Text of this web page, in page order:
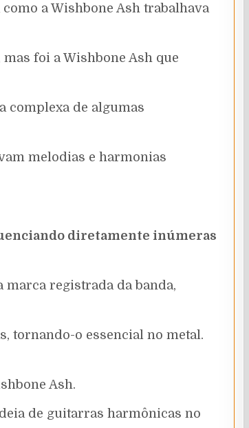
a Wishbone Ash trabalhava
foi a Wishbone Ash que
complexa de algumas
melodias e harmonias
diretamente inúmeras
registrada da banda,
tornando-o essencial no metal.
Ash.
de guitarras harmônicas no